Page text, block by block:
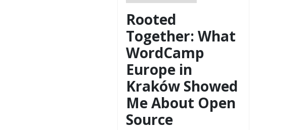
Rooted
Together: What
WordCamp
Europe in
Kraków Showed
Me About Open
Source